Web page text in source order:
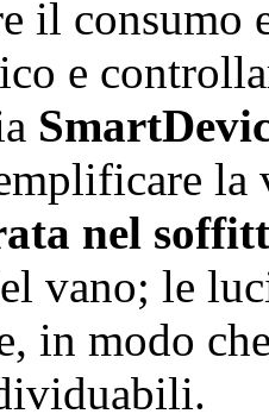
il consumo
e
la
nel
vano; le
in modo